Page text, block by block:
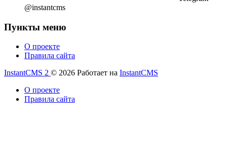
@instantcms
Пункты меню
О проекте
Правила сайта
InstantCMS 2 © 2026 Работает на InstantCMS
О проекте
Правила сайта